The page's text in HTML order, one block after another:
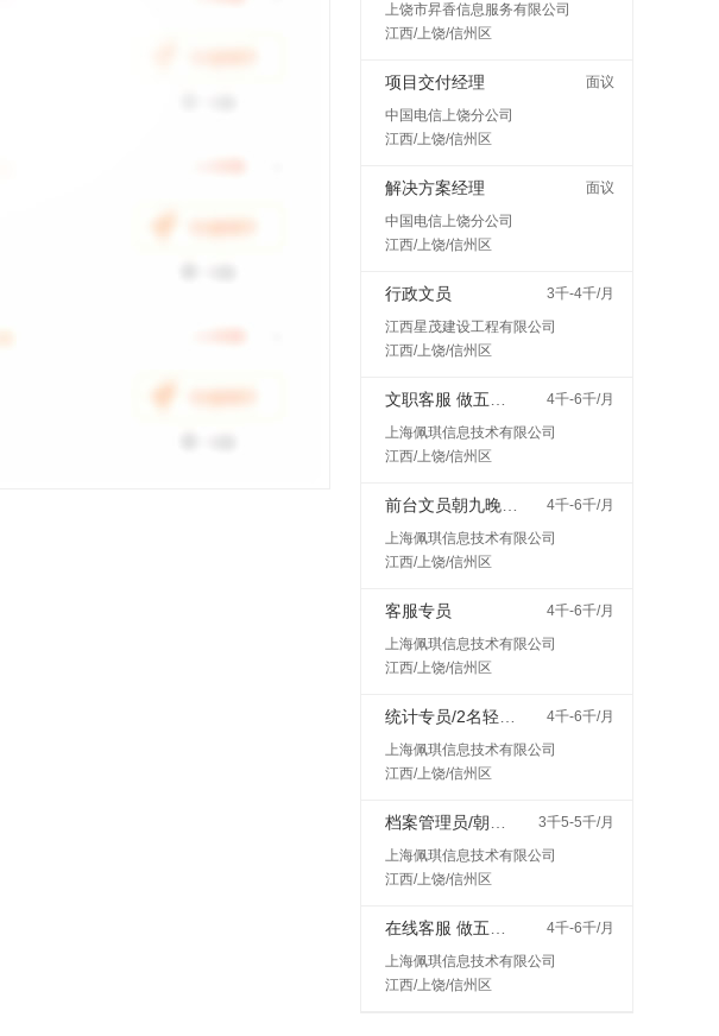
上饶市昇香信息服务有限公司
江西/上饶/信州区
项目交付经理
面议
中国电信上饶分公司
江西/上饶/信州区
解决方案经理
面议
中国电信上饶分公司
江西/上饶/信州区
行政文员
3千-4千/月
江西星茂建设工程有限公司
江西/上饶/信州区
4千-6千/月
上海佩琪信息技术有限公司
江西/上饶/信州区
4千-6千/月
上海佩琪信息技术有限公司
江西/上饶/信州区
客服专员
4千-6千/月
上海佩琪信息技术有限公司
江西/上饶/信州区
4千-6千/月
上海佩琪信息技术有限公司
江西/上饶/信州区
3千5-5千/月
上海佩琪信息技术有限公司
江西/上饶/信州区
4千-6千/月
上海佩琪信息技术有限公司
江西/上饶/信州区